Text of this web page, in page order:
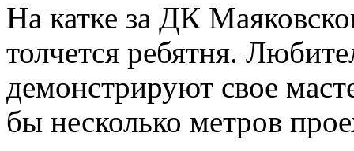
На катке за ДК
толчется ребятня.
демонстрируют свое
бы несколько метров